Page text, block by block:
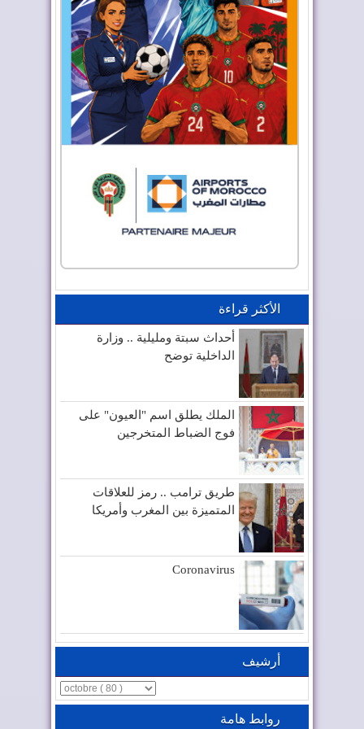
الأكثر قراءة
أحداث سبتة ومليلية .. وزارة
الداخلية توضح
الملك يطلق اسم "العيون" على
فوج الضباط المتخرجين
طريق ترامب .. رمز للعلاقات
المتميزة بين المغرب وأمريكا
Coronavirus
أرشيف
روابط هامة